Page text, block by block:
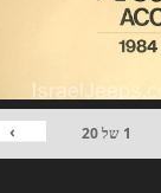
1 של20
›